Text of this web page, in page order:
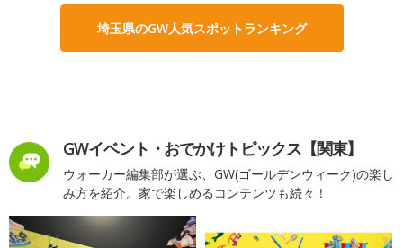
埼玉県のGW人気スポットランキング
GWイベント・おでかけトピックス【関東】
ウォーカー編集部が選ぶ、GW(ゴールデンウィーク)の楽し
み方を紹介。家で楽しめるコンテンツも続々！